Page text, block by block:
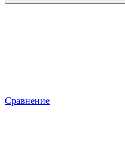
Сравнение